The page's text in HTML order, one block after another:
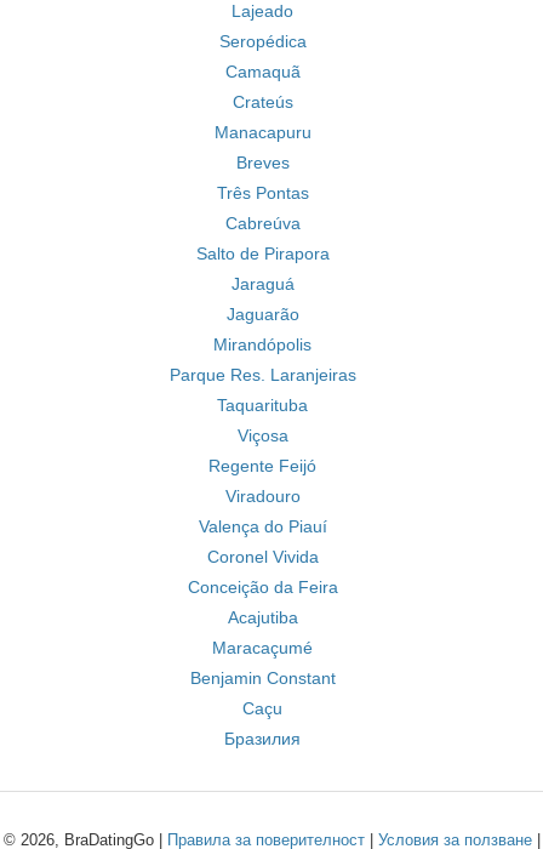
Lajeado
Seropédica
Camaquã
Crateús
Manacapuru
Breves
Três Pontas
Cabreúva
Salto de Pirapora
Jaraguá
Jaguarão
Mirandópolis
Parque Res. Laranjeiras
Taquarituba
Viçosa
Regente Feijó
Viradouro
Valença do Piauí
Coronel Vivida
Conceição da Feira
Acajutiba
Maracaçumé
Benjamin Constant
Caçu
Бразилия
© 2026, BraDatingGo | Правила за поверителност| Условия за ползване|